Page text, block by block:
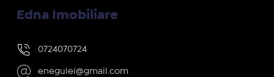
Edna Imobiliare
0724070724
enegulei@gmail.com